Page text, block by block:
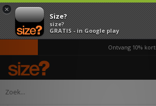
×
Size?
size?
GRATIS - in Google play
Ontvang 10% korting in de APP*
Home Heren